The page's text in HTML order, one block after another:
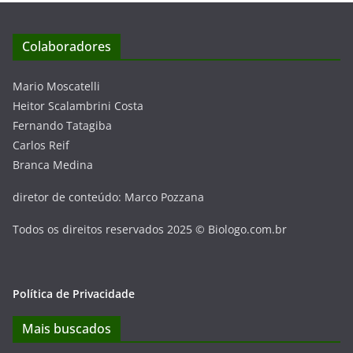
Colaboradores
Mario Moscatelli
Heitor Scalambrini Costa
Fernando Tatagiba
Carlos Reif
Branca Medina
diretor de conteúdo: Marco Pozzana
Todos os direitos reservados 2025 © Biologo.com.br
Política de Privacidade
Mais buscados